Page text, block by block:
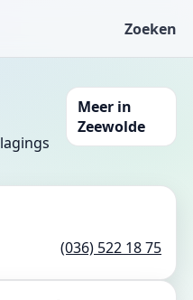
Zoeken
Meer in
Zeewolde
(036) 522 18 75